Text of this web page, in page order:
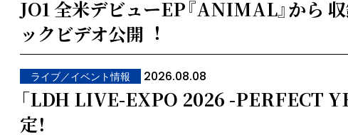
JO1 全⽶デビューEP『ANIMAL』から 収
ックビデオ公開︕
ライブ／イベント情報 2026.08.08
「LDH LIVE-EXPO 2026 -PERFECT
定！